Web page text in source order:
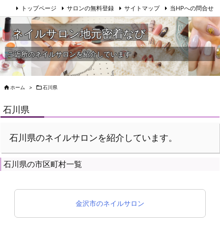
トップページ サロンの無料登録 サイトマップ 当HPへの問合せ
ネイルサロン地元密着なび
ご近所のネイルサロンを紹介しています
 ホーム > 石川県
石川県
石川県のネイルサロンを紹介しています。
石川県の市区町村一覧
金沢市のネイルサロン